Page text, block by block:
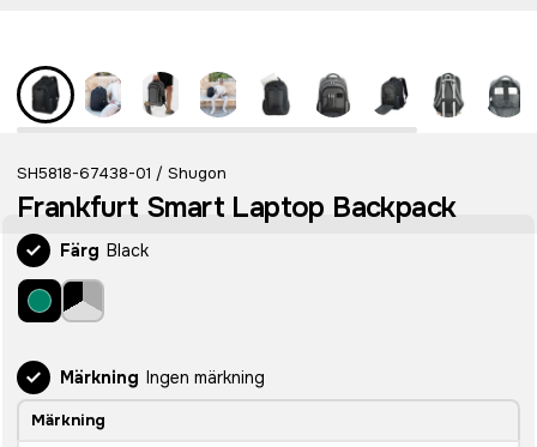
SH5818-67438-01 / Shugon
Frankfurt Smart Laptop Backpack
Färg Black
Märkning Ingen märkning
Märkning